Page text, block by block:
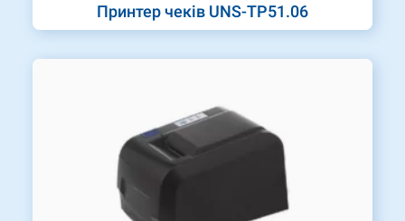
Принтер чеків UNS-TP51.06